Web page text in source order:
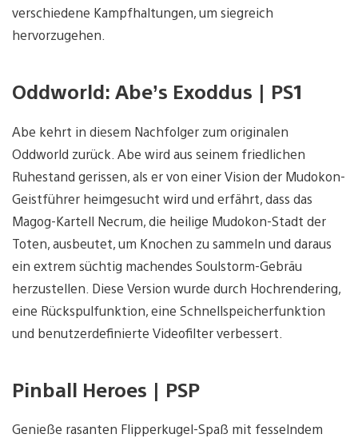
verschiedene Kampfhaltungen, um siegreich
hervorzugehen.
Oddworld: Abe’s Exoddus | PS1
Abe kehrt in diesem Nachfolger zum originalen
Oddworld zurück. Abe wird aus seinem friedlichen
Ruhestand gerissen, als er von einer Vision der Mudokon-
Geistführer heimgesucht wird und erfährt, dass das
Magog-Kartell Necrum, die heilige Mudokon-Stadt der
Toten, ausbeutet, um Knochen zu sammeln und daraus
ein extrem süchtig machendes Soulstorm-Gebräu
herzustellen. Diese Version wurde durch Hochrendering,
eine Rückspulfunktion, eine Schnellspeicherfunktion
und benutzerdefinierte Videofilter verbessert.
Pinball Heroes | PSP
Genieße rasanten Flipperkugel-Spaß mit fesselndem